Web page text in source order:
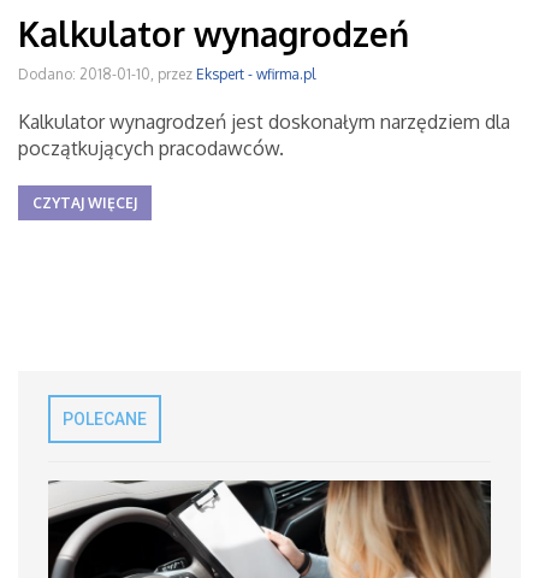
Kalkulator wynagrodzeń
Dodano: 2018-01-10, przez Ekspert - wfirma.pl
Kalkulator wynagrodzeń jest doskonałym narzędziem dla
początkujących pracodawców.
CZYTAJ WIĘCEJ
POLECANE